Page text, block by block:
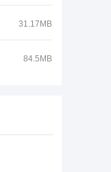
31.17MB
84.5MB